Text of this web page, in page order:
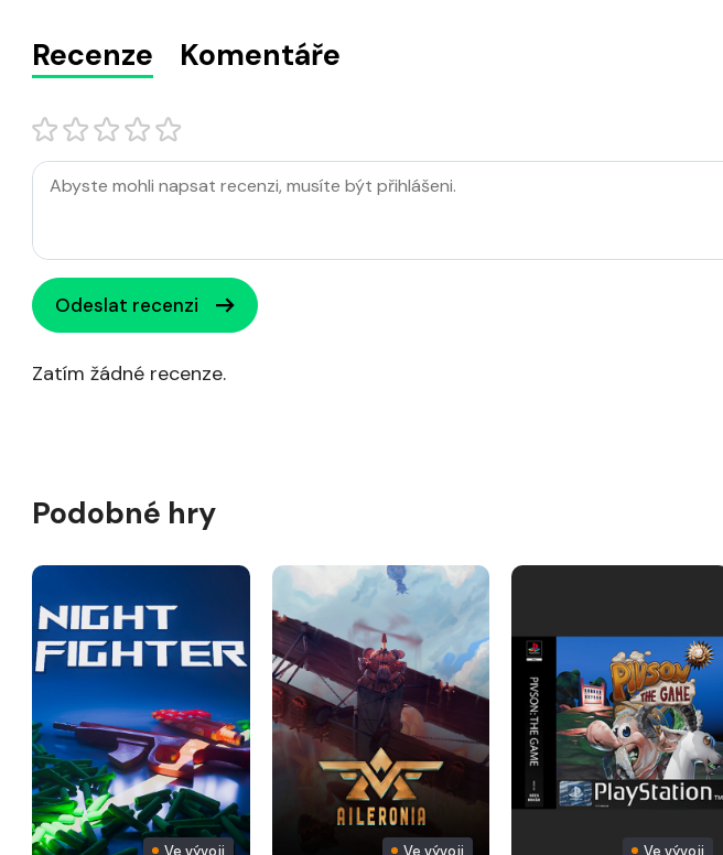
Recenze Komentáře
Odeslat recenzi
Zatím žádné recenze.
Podobné hry
Ve vývoji Ve vývoji Ve vývoji